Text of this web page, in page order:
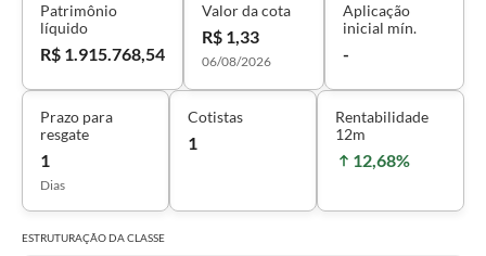
Patrimônio
líquido
R$ 1.915.768,54
Valor da cota
R$ 1,33
06/08/2026
Aplicação
inicial mín.
-
Prazo para
resgate
1
Dias
Cotistas
1
Rentabilidade
12m
12,68%
ESTRUTURAÇÃO DACLASSE